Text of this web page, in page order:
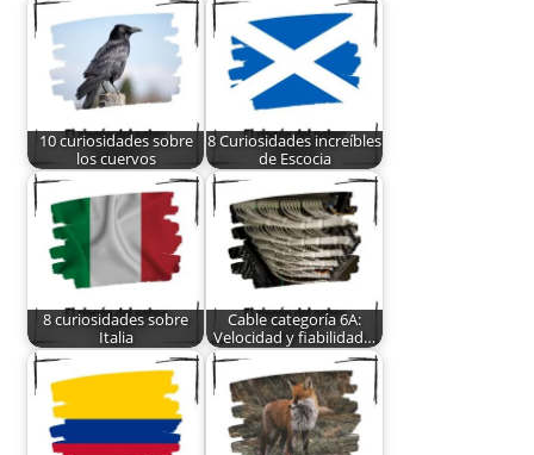
10 curiosidades sobre
los cuervos
8 Curiosidades increíbles
de Escocia
8 curiosidades sobre
Italia
Cable categoría 6A:
Velocidad y fiabilidad…